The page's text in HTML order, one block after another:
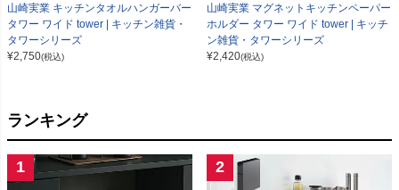
山崎実業 キッチンタオルハンガーバー
タワー ワイド tower | キッチン雑貨・
タワーシリーズ
¥2,750(税込)
山崎実業 マグネットキッチンペーパー
ホルダー タワー ワイド tower | キッチ
ン雑貨・タワーシリーズ
¥2,420(税込)
ランキング
1 2